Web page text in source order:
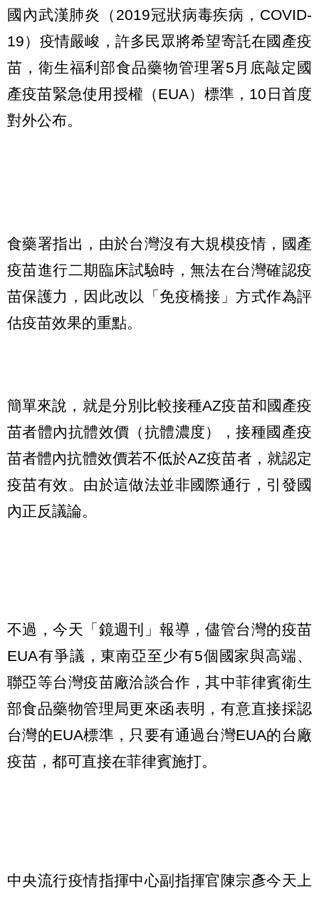
國內武漢肺炎（2019冠狀病毒疾病，COVID-
19）疫情嚴峻，許多民眾將希望寄託在國產疫
苗，衛生福利部食品藥物管理署5月底敲定國
產疫苗緊急使用授權（EUA）標準，10日首度
對外公布。
食藥署指出，由於台灣沒有大規模疫情，國產
疫苗進行二期臨床試驗時，無法在台灣確認疫
苗保護力，因此改以「免疫橋接」方式作為評
估疫苗效果的重點。
簡單來說，就是分別比較接種AZ疫苗和國產疫
苗者體內抗體效價（抗體濃度），接種國產疫
苗者體內抗體效價若不低於AZ疫苗者，就認定
疫苗有效。由於這做法並非國際通行，引發國
內正反議論。
不過，今天「鏡週刊」報導，儘管台灣的疫苗
EUA有爭議，東南亞至少有5個國家與高端、
聯亞等台灣疫苗廠洽談合作，其中菲律賓衛生
部食品藥物管理局更來函表明，有意直接採認
台灣的EUA標準，只要有通過台灣EUA的台廠
疫苗，都可直接在菲律賓施打。
中央流行疫情指揮中心副指揮官陳宗彥今天上